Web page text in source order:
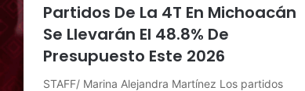
Partidos De La 4T En Michoacán
Se Llevarán El 48.8% De
Presupuesto Este 2026
STAFF/ Marina Alejandra Martínez Los partidos